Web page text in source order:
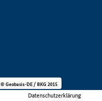
Datenschutzerklärung
© Geobasis-DE / BKG 2015